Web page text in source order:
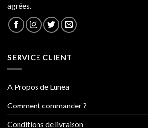
agrées.
SERVICE CLIENT
A Propos de Lunea
Comment commander ?
Conditions de livraison